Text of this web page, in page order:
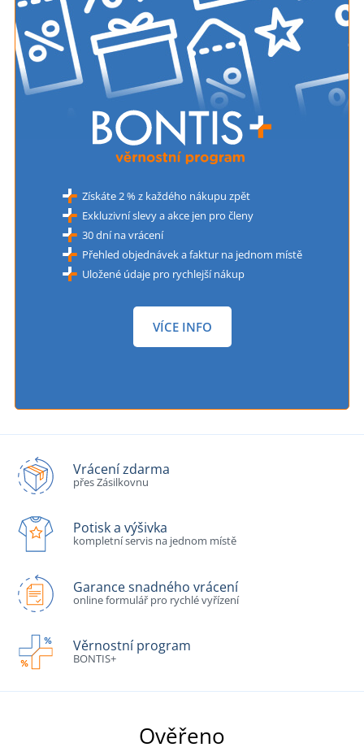
Získáte 2 % z každého nákupu zpět
Exkluzivní slevy a akce jen pro členy
30 dní na vrácení
Přehled objednávek a faktur na jednom místě
Uložené údaje pro rychlejší nákup
VÍCE INFO
Vrácení zdarma
přes Zásilkovnu
Potisk a výšivka
kompletní servis na jednom místě
Garance snadného vrácení
online formulář pro rychlé vyřízení
Věrnostní program
BONTIS+
Ověřeno